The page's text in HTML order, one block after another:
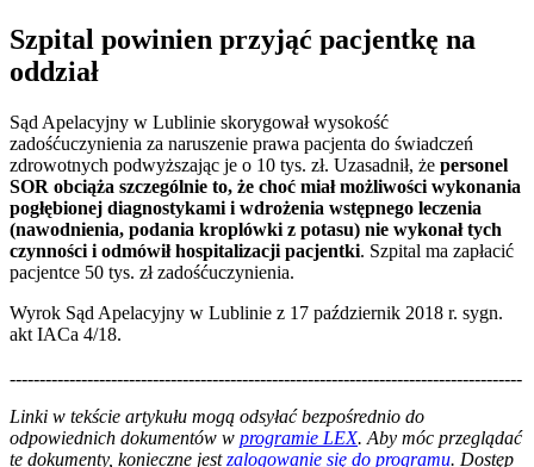
Szpital powinien przyjąć pacjentkę na
oddział
Sąd Apelacyjny w Lublinie skorygował wysokość
zadośćuczynienia za naruszenie prawa pacjenta do świadczeń
zdrowotnych podwyższając je o 10 tys. zł. Uzasadnił, że personel
SOR obciąża szczególnie to, że choć miał możliwości wykonania
pogłębionej diagnostykami i wdrożenia wstępnego leczenia
(nawodnienia, podania kroplówki z potasu) nie wykonał tych
czynności i odmówił hospitalizacji pacjentki. Szpital ma zapłacić
pacjentce 50 tys. zł zadośćuczynienia.
Wyrok Sąd Apelacyjny w Lublinie z 17 październik 2018 r. sygn.
akt IACa 4/18.
--------------------------------------------------------------------------------------
Linki w tekście artykułu mogą odsyłać bezpośrednio do
odpowiednich dokumentów w programie LEX. Aby móc przeglądać
te dokumenty, konieczne jestzalogowanie się do programu. Dostęp